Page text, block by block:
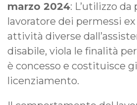
marzo 2024: L’utilizzo da
lavoratore dei permessi ex
attività diverse
disabile, viola le finalità
è concesso e costituisce
licenziamento.